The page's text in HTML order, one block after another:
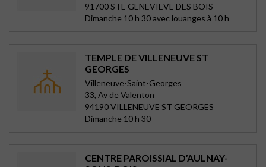
91700 STE GENEVIEVE DES BOIS
Dimanche 10 h 30 avec louanges à 10 h
TEMPLE DE VILLENEUVE ST
GEORGES
Villeneuve-Saint-Georges
33, Av de Valenton
94190 VILLENEUVE ST GEORGES
Dimanche 10 h 30
CENTRE PAROISSIAL D’AULNAY-